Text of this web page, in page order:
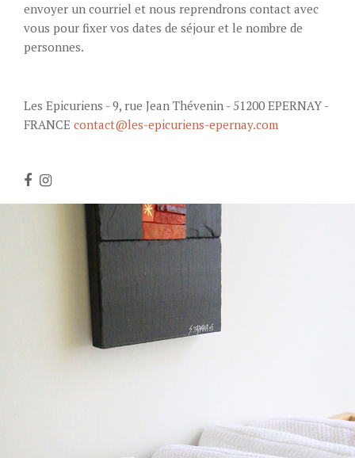
envoyer un courriel et nous reprendrons contact avec
vous pour fixer vos dates de séjour et le nombre de
personnes.
Les Epicuriens - 9, rue Jean Thévenin - 51200 EPERNAY -
FRANCE contact@les-epicuriens-epernay.com